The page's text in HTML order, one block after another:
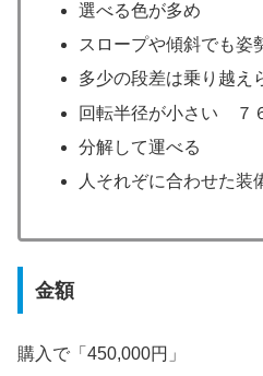
選べる色が多め
スロープや傾斜でも姿
多少の段差は乗り越え
回転半径が小さい ７
分解して運べる
人それぞに合わせた装
金額
購入で「450,000円」